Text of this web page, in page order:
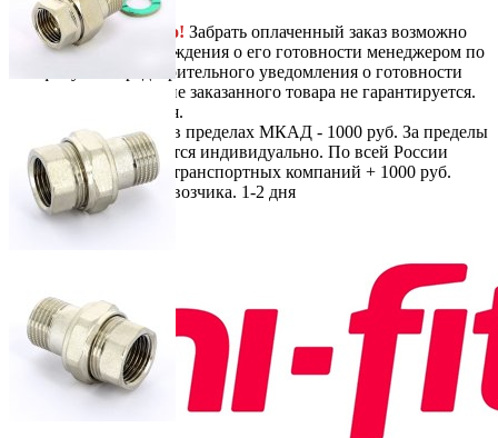
В корзину
СамовывозБесплатно! Забрать оплаченный заказ возможно
только после подтверждения о его готовности менеджером по
телефону. Без предварительного уведомления о готовности
вашего заказа, наличие заказанного товара не гарантируется.
Срок отгрузки 1-2 дня.
ДоставкаПо Москве в пределах МКАД - 1000 руб. За пределы
МКАД - рассчитывается индивидуально. По всей России
доставка по тарифам транспортных компаний + 1000 руб.
перемещение до перевозчика. 1-2 дня